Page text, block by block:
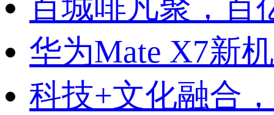
百城啡凡聚，百
华为Mate X7新
科技+文化融合